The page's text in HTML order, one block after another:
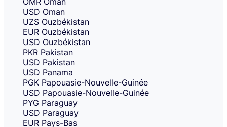
USD Oman
UZS Ouzbékistan
EUR Ouzbékistan
USD Ouzbékistan
PKR Pakistan
USD Pakistan
USD Panama
PGK Papouasie-Nouvelle-Guinée
USD Papouasie-Nouvelle-Guinée
PYG Paraguay
USD Paraguay
EUR Pays-Bas